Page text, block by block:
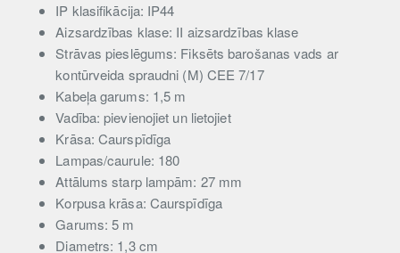
IP klasifikācija: IP44
Aizsardzības klase: II aizsardzības klase
Strāvas pieslēgums: Fiksēts barošanas vads ar
kontūrveida spraudni (M) CEE 7/17
Kabeļa garums: 1,5 m
Vadība: pievienojiet un lietojiet
Krāsa: Caurspīdīga
Lampas/caurule: 180
Attālums starp lampām: 27 mm
Korpusa krāsa: Caurspīdīga
Garums: 5 m
Diametrs: 1,3 cm